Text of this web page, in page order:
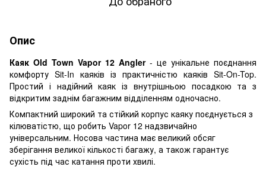
Опис
Каяк Old Town Vapor 12 Angler - це унікальне поєднання
комфорту Sit-In каяків із практичністю каяків Sit-On-Top.
Простий і надійний каяк із внутрішньою посадкою та з
відкритим заднім багажним відділенням одночасно.
Компактний широкий та стійкий корпус каяку поєднується з
кілюватістю, що робить Vapor 12 надзвичайно
універсальним. Носова частина має великий обсяг
зберігання великої кількості багажу, а також гарантує
сухість під час катання проти хвилі.